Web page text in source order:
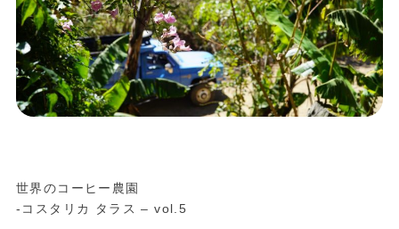
世界のコーヒー農園
-コスタリカ タラス – vol.5